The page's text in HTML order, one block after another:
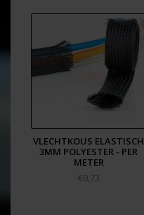
VLECHTKOUS ELASTISCH
3MM POLYESTER - PER
METER
€0,73